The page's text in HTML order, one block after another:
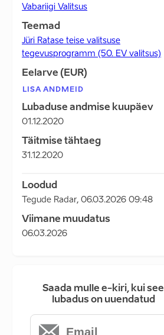
Vabariigi Valitsus
Teemad
Jüri Ratase teise valitsuse
tegevusprogramm (50. EV valitsus)
Eelarve (EUR)
LISA ANDMEID
Lubaduse andmise kuupäev
01.12.2020
Täitmise tähtaeg
31.12.2020
Loodud
Tegude Radar, 06.03.2026 09:48
Viimane muudatus
06.03.2026
Saada mulle e-kiri, kui see
lubadus on uuendatud